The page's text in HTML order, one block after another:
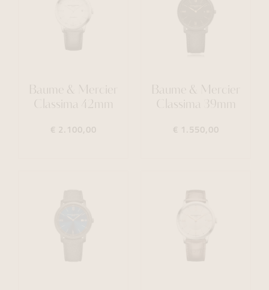
Baume & Mercier
Classima 42mm
€ 2.100,00
Baume & Mercier
Classima 39mm
€ 1.550,00